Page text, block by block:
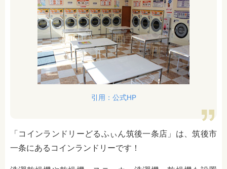
引用：公式HP
「コインランドリーどるふぃん筑後一条店」は、筑後市
一条にあるコインランドリーです！